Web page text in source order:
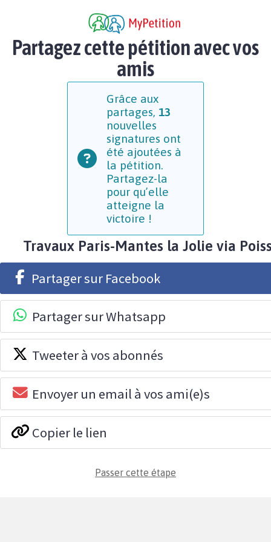
Partagez cette pétition avec vos
amis
Grâce aux
partages, 13
nouvelles
signatures ont
été ajoutées à
la pétition.
Partagez-la
pour qu’elle
atteigne la
victoire !
Travaux Paris-Mantes la Jolie via
Partager sur Facebook
Partager sur Whatsapp
Tweeter à vos abonnés
Envoyer un email à vos ami(e)s
Copier le lien
Passer cette étape